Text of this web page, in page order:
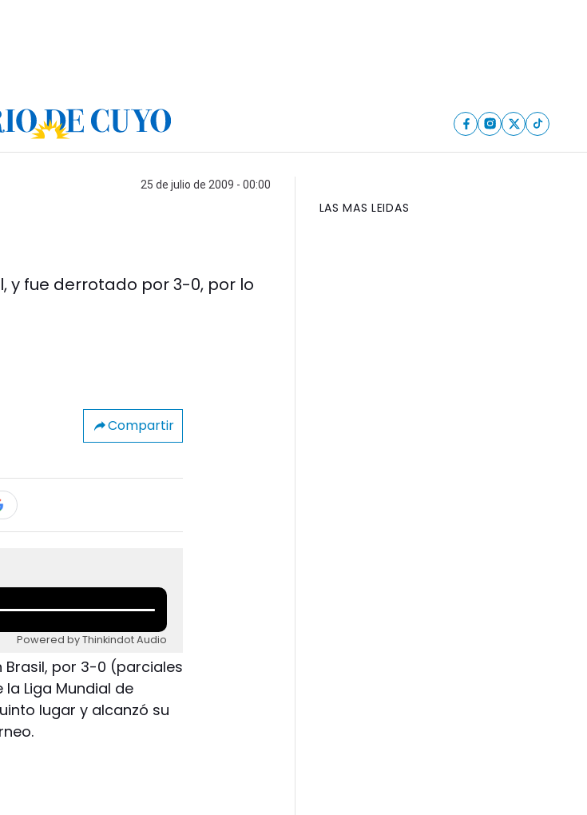
25 de julio de 2009 - 00:00
y fue derrotado por 3-0, por lo
Compartir
Powered by Thinkindot Audio
por 3-0 (parciales
Liga Mundial de
lugar y alcanzó su
LAS MAS LEIDAS